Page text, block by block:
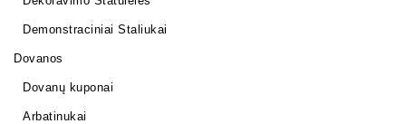
Demonstraciniai Staliukai
Dovanos
Dovanų kuponai
Arbatinukai